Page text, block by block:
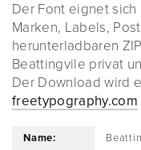
Der Font eignet
Marken, Labels,
herunterladbaren
Beattingvile privat
Der Download wird
freetypography.com
Name: